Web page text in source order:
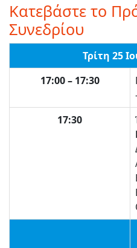
Κατεβάστε το
Συνεδρίου
Τρίτη 25
17:00 – 17:30
17:30